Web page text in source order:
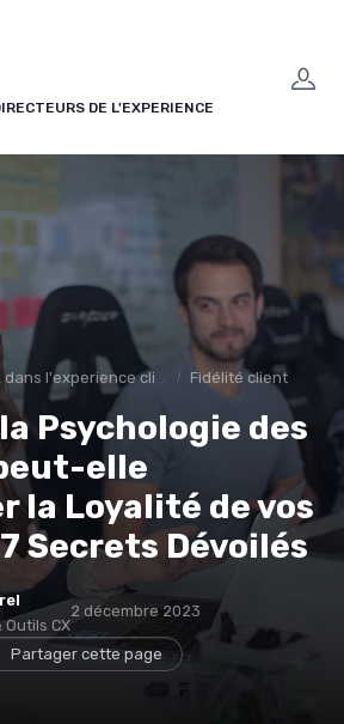
DE L'EXPERIENCE
l'experience client Fidélité client
Psychologie des
elle
la Loyalité de vos
Secrets Dévoilés
CX
2 décembre 2023
Partager cette page
cookies